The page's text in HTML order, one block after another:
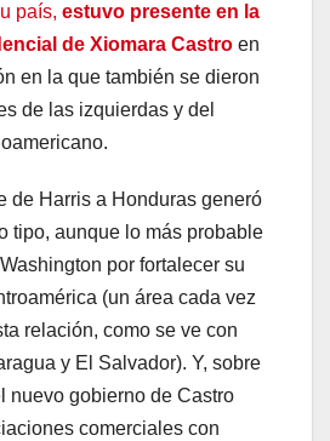
país, estuvo presente en la
de Xiomara Castro en
en la que también se dieron
de las izquierdas y del
de Harris a Honduras generó
tipo, aunque lo más probable
por fortalecer su
(un área cada vez
relación, como se ve con
y El Salvador). Y, sobre
nuevo gobierno de Castro
comerciales con